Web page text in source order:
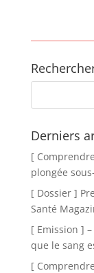
Derniers
[
plongée
[ Dossier ]
Santé
[ Emission ]
que le sang
[